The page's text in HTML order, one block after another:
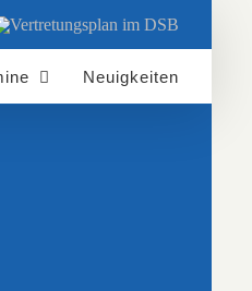
Neuigkeiten